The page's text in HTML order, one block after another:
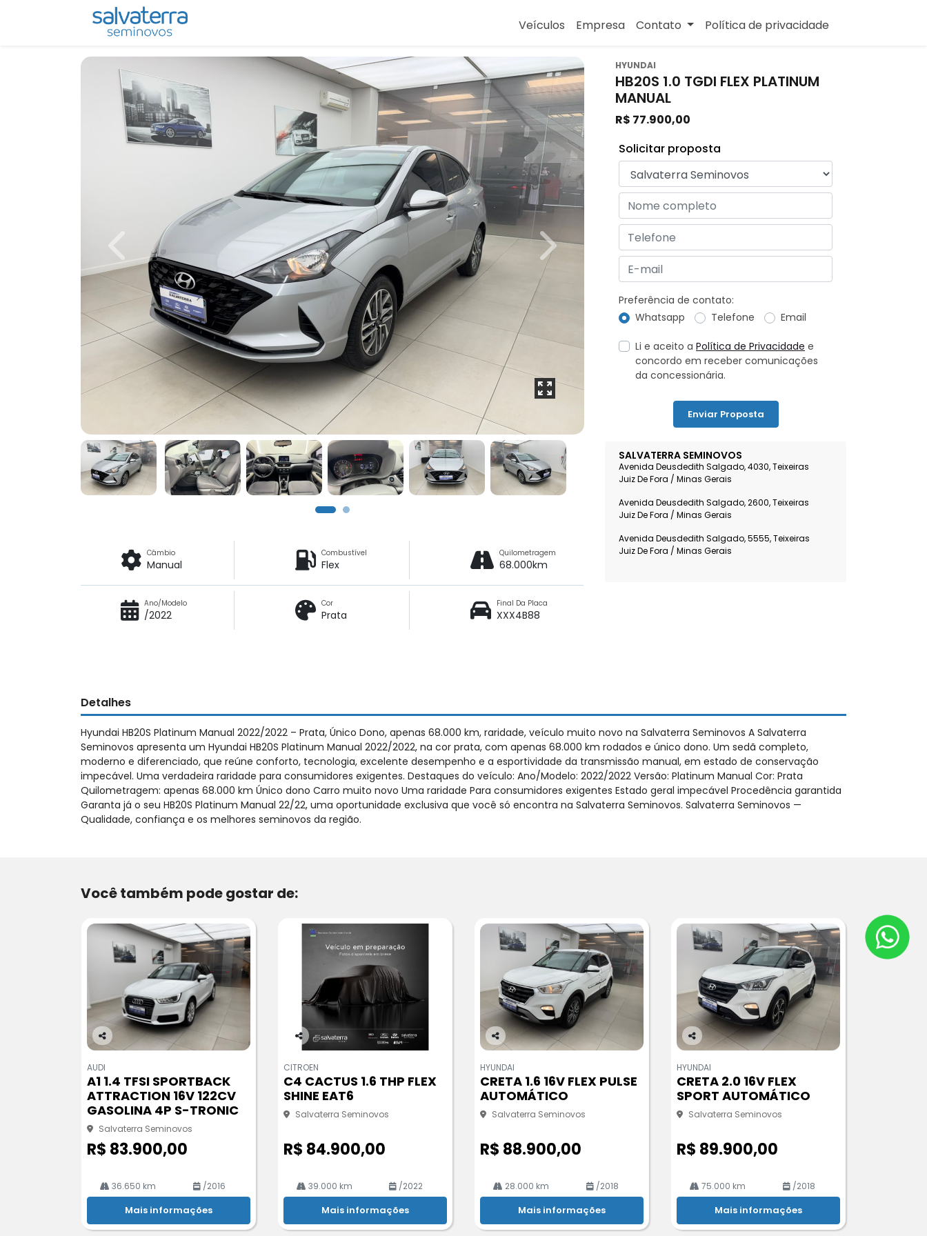
Veículos Empresa Contato Política de privacidade
HYUNDAI
HB20S 1.0 TGDI FLEX PLATINUM
MANUAL
R$ 77.900,00
SALVATERRA SEMINOVOS
Avenida Deusdedith Salgado, 4030, Teixeiras
Juiz De Fora / Minas Gerais
Avenida Deusdedith Salgado, 2600, Teixeiras
Juiz De Fora / Minas Gerais
Avenida Deusdedith Salgado, 5555, Teixeiras
Juiz De Fora / Minas Gerais
Solicitar proposta
Preferência de contato:
Whatsapp
Telefone Email
Li e aceito a Política de Privacidade e
concordo em receber comunicações
da concessionária.
Enviar Proposta
Previous Next
Câmbio
Manual
Combustível
Flex
Quilometragem
68.000km
Ano/Modelo
/2022
Cor
Prata
Final Da Placa
XXX4B88
Detalhes
Hyundai HB20S Platinum Manual 2022/2022 – Prata, Único Dono, apenas 68.000 km, raridade, veículo muito novo na Salvaterra Seminovos A Salvaterra
Seminovos apresenta um Hyundai HB20S Platinum Manual 2022/2022, na cor prata, com apenas 68.000 km rodados e único dono. Um sedã completo,
moderno e diferenciado, que reúne conforto, tecnologia, excelente desempenho e a esportividade da transmissão manual, em estado de conservação
impecável. Uma verdadeira raridade para consumidores exigentes. Destaques do veículo: Ano/Modelo: 2022/2022 Versão: Platinum Manual Cor: Prata
Quilometragem: apenas 68.000 km Único dono Carro muito novo Uma raridade Para consumidores exigentes Estado geral impecável Procedência garantida
Garanta já o seu HB20S Platinum Manual 22/22, uma oportunidade exclusiva que você só encontra na Salvaterra Seminovos. Salvaterra Seminovos —
Qualidade, confiança e os melhores seminovos da região.
Você também pode gostar de:
Co
pa
rtil
he
AUDI
A1 1.4 TFSI SPORTBACK
ATTRACTION 16V 122CV
GASOLINA 4P S-TRONIC
Salvaterra Seminovos
R$ 83.900,00
36.650 km /2016
Mais informações
Co
pa
rtil
he
CITROEN
C4 CACTUS 1.6 THP FLEX
SHINE EAT6
Salvaterra Seminovos
R$ 84.900,00
39.000 km /2022
Mais informações
Co
pa
rtil
he
HYUNDAI
CRETA 1.6 16V FLEX PULSE
AUTOMÁTICO
Salvaterra Seminovos
R$ 88.900,00
28.000 km /2018
Mais informações
Co
pa
rtil
he
HYUNDAI
CRETA 2.0 16V FLEX
SPORT AUTOMÁTICO
Salvaterra Seminovos
R$ 89.900,00
75.000 km /2018
Mais informações